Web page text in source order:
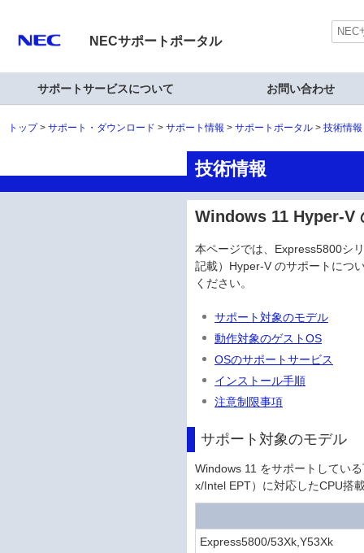
NECサポートポータル
サポートサービスについて お問い合わせ
トップ サポート・ダウンロード サポート情報 サポートポータル 技術情
技術情報
Windows 11 Hyper-V
本ページでは、Express5800シ
記載）Hyper-V のサポートにつ
ください。
サポート対象のモデル
動作対象のゲストOS
OSのサポートサービス
インストール手順
注意制限事項
サポート対象のモデル
Windows 11 をサポートしてい
x/Intel EPT）に対応したCPU搭
Express5800/53Xk,Y53Xk